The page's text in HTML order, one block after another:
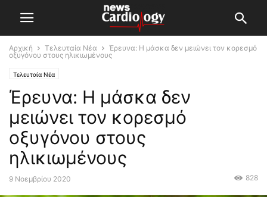
Αρχική Τελευταία Νέα
Έρευνα: Η μάσκα δεν μειώνει τον κορεσμό
οξυγόνου στους ηλικιωμένους
Τελευταία Νέα
Έρευνα: Η μάσκα δεν
μειώνει τον κορεσμό
οξυγόνου στους
ηλικιωμένους
9 Νοεμβρίου 2020 828